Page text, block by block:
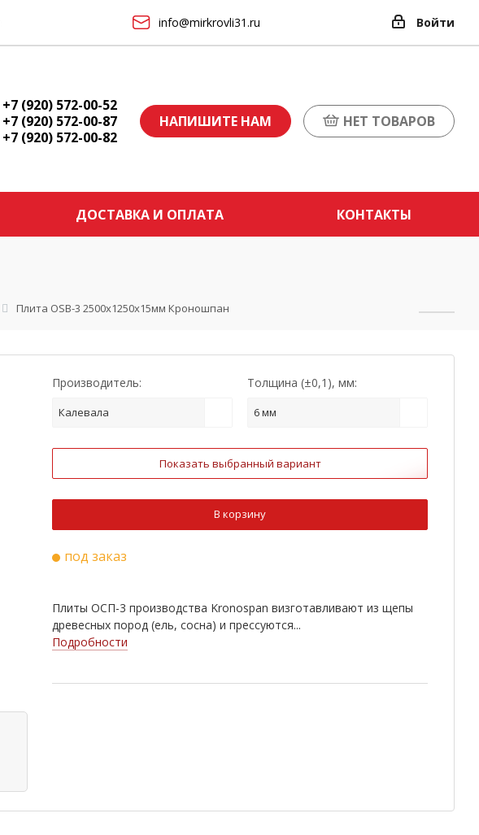
info@mirkrovli31.ru Войти
+7 (920) 572-00-52
+7 (920) 572-00-87
+7 (920) 572-00-82
НАПИШИТЕ НАМ НЕТ ТОВАРОВ
ДОСТАВКА И ОПЛАТА КОНТАКТЫ
Плита OSB-3 2500х1250х15мм Кроношпан
Производитель:
Калевала
Толщина (±0,1), мм:
6 мм
Показать выбранный вариант
В корзину
под заказ
Плиты ОСП-3 производства Kronospan визготавливают из щепы
древесных пород (ель, сосна) и прессуются...
Подробности